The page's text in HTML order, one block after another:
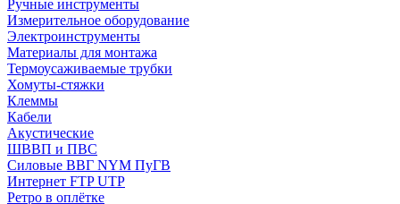
Ручные инструменты
Измерительное оборудование
Электроинструменты
Материалы для монтажа
Термоусаживаемые трубки
Хомуты-стяжки
Клеммы
Кабели
Акустические
ШВВП и ПВС
Силовые ВВГ NYM ПуГВ
Интернет FTP UTP
Ретро в оплётке